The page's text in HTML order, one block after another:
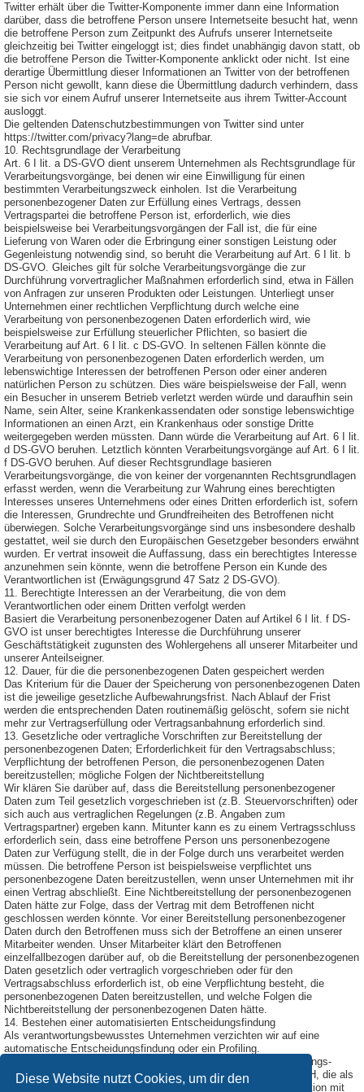
Diese Website nutzt Cookies, um dir den
Twitter erhält über die Twitter-Komponente immer dann eine Information
darüber, dass die betroffene Person unsere Internetseite besucht hat, wenn
die betroffene Person zum Zeitpunkt des Aufrufs unserer Internetseite
gleichzeitig bei Twitter eingeloggt ist; dies findet unabhängig davon statt, ob
die betroffene Person die Twitter-Komponente anklickt oder nicht. Ist eine
derartige Übermittlung dieser Informationen an Twitter von der betroffenen
Person nicht gewollt, kann diese die Übermittlung dadurch verhindern, dass
sie sich vor einem Aufruf unserer Internetseite aus ihrem Twitter-Account
ausloggt.
Die geltenden Datenschutzbestimmungen von Twitter sind unter
https://twitter.com/privacy?lang=de abrufbar.
10. Rechtsgrundlage der Verarbeitung
Art. 6 I lit. a DS-GVO dient unserem Unternehmen als Rechtsgrundlage für
Verarbeitungsvorgänge, bei denen wir eine Einwilligung für einen
bestimmten Verarbeitungszweck einholen. Ist die Verarbeitung
personenbezogener Daten zur Erfüllung eines Vertrags, dessen
Vertragspartei die betroffene Person ist, erforderlich, wie dies
beispielsweise bei Verarbeitungsvorgängen der Fall ist, die für eine
Lieferung von Waren oder die Erbringung einer sonstigen Leistung oder
Gegenleistung notwendig sind, so beruht die Verarbeitung auf Art. 6 I lit. b
DS-GVO. Gleiches gilt für solche Verarbeitungsvorgänge die zur
Durchführung vorvertraglicher Maßnahmen erforderlich sind, etwa in Fällen
von Anfragen zur unseren Produkten oder Leistungen. Unterliegt unser
Unternehmen einer rechtlichen Verpflichtung durch welche eine
Verarbeitung von personenbezogenen Daten erforderlich wird, wie
beispielsweise zur Erfüllung steuerlicher Pflichten, so basiert die
Verarbeitung auf Art. 6 I lit. c DS-GVO. In seltenen Fällen könnte die
Verarbeitung von personenbezogenen Daten erforderlich werden, um
lebenswichtige Interessen der betroffenen Person oder einer anderen
natürlichen Person zu schützen. Dies wäre beispielsweise der Fall, wenn
ein Besucher in unserem Betrieb verletzt werden würde und daraufhin sein
Name, sein Alter, seine Krankenkassendaten oder sonstige lebenswichtige
Informationen an einen Arzt, ein Krankenhaus oder sonstige Dritte
weitergegeben werden müssten. Dann würde die Verarbeitung auf Art. 6 I lit.
d DS-GVO beruhen. Letztlich könnten Verarbeitungsvorgänge auf Art. 6 I lit.
f DS-GVO beruhen. Auf dieser Rechtsgrundlage basieren
Verarbeitungsvorgänge, die von keiner der vorgenannten Rechtsgrundlagen
erfasst werden, wenn die Verarbeitung zur Wahrung eines berechtigten
Interesses unseres Unternehmens oder eines Dritten erforderlich ist, sofern
die Interessen, Grundrechte und Grundfreiheiten des Betroffenen nicht
überwiegen. Solche Verarbeitungsvorgänge sind uns insbesondere deshalb
gestattet, weil sie durch den Europäischen Gesetzgeber besonders erwähnt
wurden. Er vertrat insoweit die Auffassung, dass ein berechtigtes Interesse
anzunehmen sein könnte, wenn die betroffene Person ein Kunde des
Verantwortlichen ist (Erwägungsgrund 47 Satz 2 DS-GVO).
11. Berechtigte Interessen an der Verarbeitung, die von dem
Verantwortlichen oder einem Dritten verfolgt werden
Basiert die Verarbeitung personenbezogener Daten auf Artikel 6 I lit. f DS-
GVO ist unser berechtigtes Interesse die Durchführung unserer
Geschäftstätigkeit zugunsten des Wohlergehens all unserer Mitarbeiter und
unserer Anteilseigner.
12. Dauer, für die die personenbezogenen Daten gespeichert werden
Das Kriterium für die Dauer der Speicherung von personenbezogenen Daten
ist die jeweilige gesetzliche Aufbewahrungsfrist. Nach Ablauf der Frist
werden die entsprechenden Daten routinemäßig gelöscht, sofern sie nicht
mehr zur Vertragserfüllung oder Vertragsanbahnung erforderlich sind.
13. Gesetzliche oder vertragliche Vorschriften zur Bereitstellung der
personenbezogenen Daten; Erforderlichkeit für den Vertragsabschluss;
Verpflichtung der betroffenen Person, die personenbezogenen Daten
bereitzustellen; mögliche Folgen der Nichtbereitstellung
Wir klären Sie darüber auf, dass die Bereitstellung personenbezogener
Daten zum Teil gesetzlich vorgeschrieben ist (z.B. Steuervorschriften) oder
sich auch aus vertraglichen Regelungen (z.B. Angaben zum
Vertragspartner) ergeben kann. Mitunter kann es zu einem Vertragsschluss
erforderlich sein, dass eine betroffene Person uns personenbezogene
Daten zur Verfügung stellt, die in der Folge durch uns verarbeitet werden
müssen. Die betroffene Person ist beispielsweise verpflichtet uns
personenbezogene Daten bereitzustellen, wenn unser Unternehmen mit ihr
einen Vertrag abschließt. Eine Nichtbereitstellung der personenbezogenen
Daten hätte zur Folge, dass der Vertrag mit dem Betroffenen nicht
geschlossen werden könnte. Vor einer Bereitstellung personenbezogener
Daten durch den Betroffenen muss sich der Betroffene an einen unserer
Mitarbeiter wenden. Unser Mitarbeiter klärt den Betroffenen
einzelfallbezogen darüber auf, ob die Bereitstellung der personenbezogenen
Daten gesetzlich oder vertraglich vorgeschrieben oder für den
Vertragsabschluss erforderlich ist, ob eine Verpflichtung besteht, die
personenbezogenen Daten bereitzustellen, und welche Folgen die
Nichtbereitstellung der personenbezogenen Daten hätte.
14. Bestehen einer automatisierten Entscheidungsfindung
Als verantwortungsbewusstes Unternehmen verzichten wir auf eine
automatische Entscheidungsfindung oder ein Profiling.
Diese Datenschutzerklärung wurde durch den Datenschutzerklärungs-
Generator der DGD Deutsche Gesellschaft für Datenschutz GmbH, die als
Externer Datenschutzbeauftragter Passau
tätig ist, in Kooperation mit